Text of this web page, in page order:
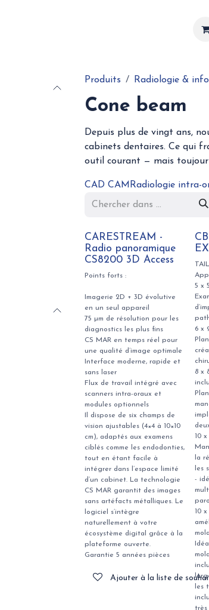
Produits Radiologie &
Cone beam
Depuis plus de vingt ans,
cabinets dentaires. Ce qui
outil courant — mais
CAD CAM Radiologie intra-
CARESTREAM -
Radio panoramique
CS8200 3D Access
Points forts :
Imagerie 2D + 3D évolutive
en un seul appareil
75 µm de résolution pour les
diagnostics les plus fins
CS MAR en temps réel pour
une qualité d’image optimale
Interface moderne, rapide et
sans laser
Flux de travail intégré avec
scanners intra-oraux et
modules optionnels
Il dispose de six champs de
vision ajustables (4×4 à 10×10
cm), adaptés aux examens
ciblés comme les endodonties,
tout en étant facile à
intégrer dans l’espace limité
d’un cabinet. La technologie
CS MAR garantit des images
sans artéfacts métalliques. Le
logiciel s’intègre
naturellement à votre
écosystème digital grâce à la
plateforme ouverte.
Garantie 5 années pièces
Ajouter à la liste de
EX
5 x
6 x
8 x
10
la
les
-
10
les
très